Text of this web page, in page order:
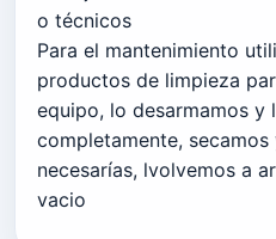
o técnicos
Para el mantenimiento
productos de limpieza
equipo, lo desarmamos y
completamente,
necesarías, lvolvemos a
vacio